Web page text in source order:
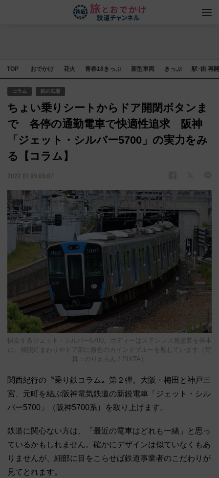
TOP おでかけ 花火 青春18きっぷ 新型車両 きっぷ 駅･街 再
コラム 鉄の広場
ちょい乗りシートからドア開閉ボタンま
で 各停の通勤電車で快適性追求 阪神
「ジェット・シルバー5700」の実力をみ
る【コラム】
2022.07.09 09:07
快走するジェット・シルバー5700。ボディーはステンレス無塗装を基本
に、前照灯まわりやドア部に新色のカインドブルーを配しています（写
真：のりえもん / PIXTA）
関西紀行の〝乗り鉄コラム〟第２弾。大阪・梅田と神戸三
宮、元町を結ぶ阪神電気鉄道の新鋭電車「ジェット・シル
バー5700」（阪神5700系）を取り上げます。
鉄道に関心ない方は、「最近の電車はどれも一緒」と思っ
ているかもしれません。確かにデザインは似ていなくもあ
りませんが、細部に目をこらせば鉄道事業者のこだわりが
見てとれます。